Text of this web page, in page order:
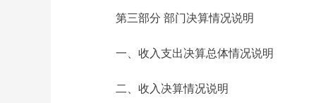
第三部分 部门决算情况说明
一、收入支出决算总体情况说明
二、收入决算情况说明